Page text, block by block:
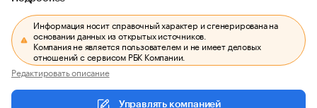
Информация носит справочный характер и сгенерирована на
основании данных из открытых источников.
Компания не является пользователем и не имеет деловых
отношений с сервисом РБК Компании.
Редактировать описание
Управлять компанией